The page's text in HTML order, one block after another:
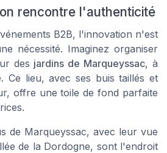
rencontre l'authenticité
B2B, l'innovation n'est
nécessité. Imaginez organiser
des jardins de Marqueyssac, à
Ce lieu, avec ses buis taillés et
offre une toile de fond parfaite
de Marqueyssac, avec leur vue
de la Dordogne, sont l'endroit